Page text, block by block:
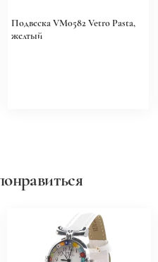
Подвеска VM0582 Vetro Pasta,
желтый